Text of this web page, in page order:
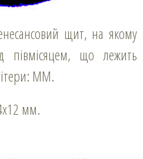
півмісяцем, що лежить
МM.
мм.